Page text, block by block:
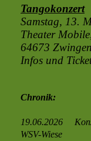
Tangokonzert
Samstag, 13.
Theater
64673
Infos und
Chronik:
19.06.2026
WSV-Wiese